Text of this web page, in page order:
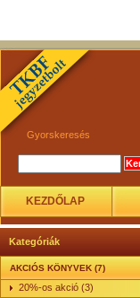
Gyorskeresés
KEZDŐLAP
Kategóriák
AKCIÓS KÖNYVEK (7)
20%-os akció (3)